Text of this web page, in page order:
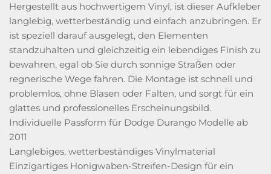
Hergestellt aus hochwertigem Vinyl, ist dieser Aufkleber
langlebig, wetterbeständig und einfach anzubringen. Er
ist speziell darauf ausgelegt, den Elementen
standzuhalten und gleichzeitig ein lebendiges Finish zu
bewahren, egal ob Sie durch sonnige Straßen oder
regnerische Wege fahren. Die Montage ist schnell und
problemlos, ohne Blasen oder Falten, und sorgt für ein
glattes und professionelles Erscheinungsbild.
Individuelle Passform für Dodge Durango Modelle ab
2011
Langlebiges, wetterbeständiges Vinylmaterial
Einzigartiges Honigwaben-Streifen-Design für ein